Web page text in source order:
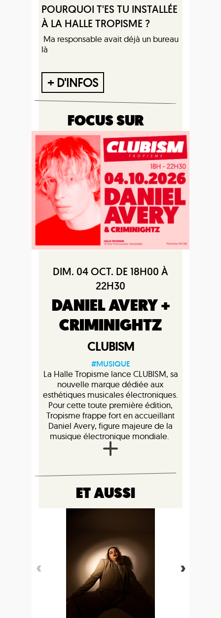
POURQUOI T'ES TU INSTALLÉE
À LA HALLE TROPISME ?
Ma responsable avait déjà un bureau
là
+ D'INFOS
FOCUS SUR
DIM. 04 OCT. DE 18H00 À
22H30
DANIEL AVERY +
CRIMINIGHTZ
CLUBISM
#MUSIQUE
La Halle Tropisme lance CLUBISM, sa
nouvelle marque dédiée aux
esthétiques musicales électroniques.
Pour cette toute première édition,
Tropisme frappe fort en accueillant
Daniel Avery, figure majeure de la
musique électronique mondiale.
ET AUSSI